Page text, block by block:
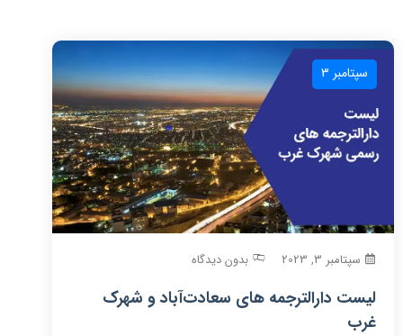
سپتامبر 3
سپتامبر 3, 2023 بدون دیدگاه
لیست دارالترجمه های سعادت‌آباد و شهرک
غرب